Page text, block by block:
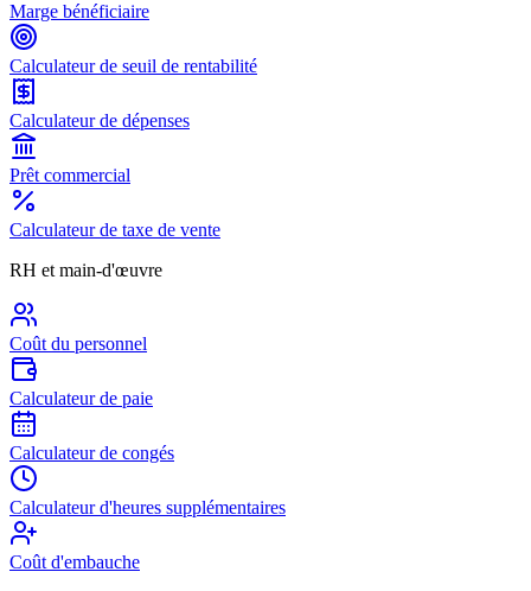
Marge bénéficiaire
Calculateur de seuil de rentabilité
Calculateur de dépenses
Prêt commercial
Calculateur de taxe de vente
RH et main-d'œuvre
Coût du personnel
Calculateur de paie
Calculateur de congés
Calculateur d'heures supplémentaires
Coût d'embauche